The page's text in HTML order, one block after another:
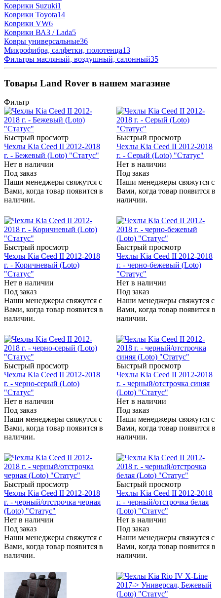
Коврики Suzuki1
Коврики Toyota14
Коврики VW6
Коврики ВАЗ / Lada5
Ковры универсальные36
Микрофибра, салфетки, полотенца13
Фильтры масляный, воздушный, салонный35
Товары Land Rover в нашем магазине
Фильтр
Быстрый просмотр
Чехлы Kia Ceed II 2012-2018
г. - Бежевый (Loto) "Статус"
Нет в наличии
Под заказ
Наши менеджеры свяжутся с
Вами, когда товар появится в
наличии.
Быстрый просмотр
Чехлы Kia Ceed II 2012-2018
г. - Серый (Loto) "Статус"
Нет в наличии
Под заказ
Наши менеджеры свяжутся с
Вами, когда товар появится в
наличии.
Быстрый просмотр
Чехлы Kia Ceed II 2012-2018
г. - Коричневый (Loto)
"Статус"
Нет в наличии
Под заказ
Наши менеджеры свяжутся с
Вами, когда товар появится в
наличии.
Быстрый просмотр
Чехлы Kia Ceed II 2012-2018
г. - черно-бежевый (Loto)
"Статус"
Нет в наличии
Под заказ
Наши менеджеры свяжутся с
Вами, когда товар появится в
наличии.
Быстрый просмотр
Чехлы Kia Ceed II 2012-2018
г. - черно-серый (Loto)
"Статус"
Нет в наличии
Под заказ
Наши менеджеры свяжутся с
Вами, когда товар появится в
наличии.
Быстрый просмотр
Чехлы Kia Ceed II 2012-2018
г. - черный/отстрочка синяя
(Loto) "Статус"
Нет в наличии
Под заказ
Наши менеджеры свяжутся с
Вами, когда товар появится в
наличии.
Быстрый просмотр
Чехлы Kia Ceed II 2012-2018
г. - черный/отстрочка черная
(Loto) "Статус"
Нет в наличии
Под заказ
Наши менеджеры свяжутся с
Вами, когда товар появится в
наличии.
Быстрый просмотр
Чехлы Kia Ceed II 2012-2018
г. - черный/отстрочка белая
(Loto) "Статус"
Нет в наличии
Под заказ
Наши менеджеры свяжутся с
Вами, когда товар появится в
наличии.